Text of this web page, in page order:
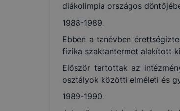
diákolimpia országos
1988-1989.
Ebben a tanévben
fizika szaktantermet alakított
Először tartottak az
osztályok közötti elméleti és
1989-1990.